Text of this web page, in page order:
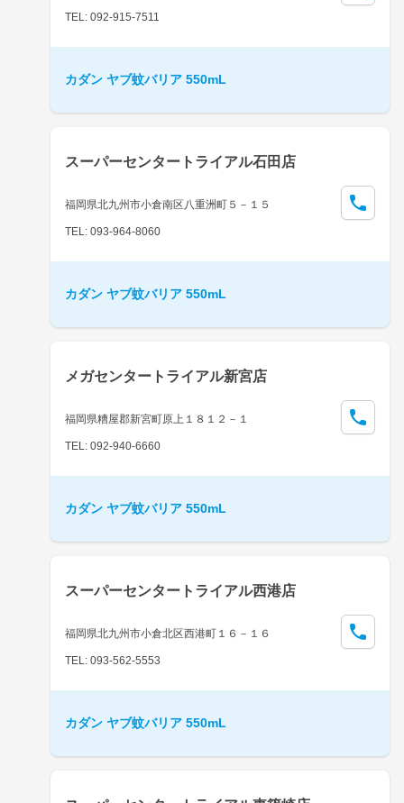
TEL: 092-915-7511
カダン ヤブ蚊バリア 550mL
スーパーセンタートライアル石田店
福岡県北九州市小倉南区八重洲町５－１５
TEL: 093-964-8060
カダン ヤブ蚊バリア 550mL
メガセンタートライアル新宮店
福岡県糟屋郡新宮町原上１８１２－１
TEL: 092-940-6660
カダン ヤブ蚊バリア 550mL
スーパーセンタートライアル西港店
福岡県北九州市小倉北区西港町１６－１６
TEL: 093-562-5553
カダン ヤブ蚊バリア 550mL